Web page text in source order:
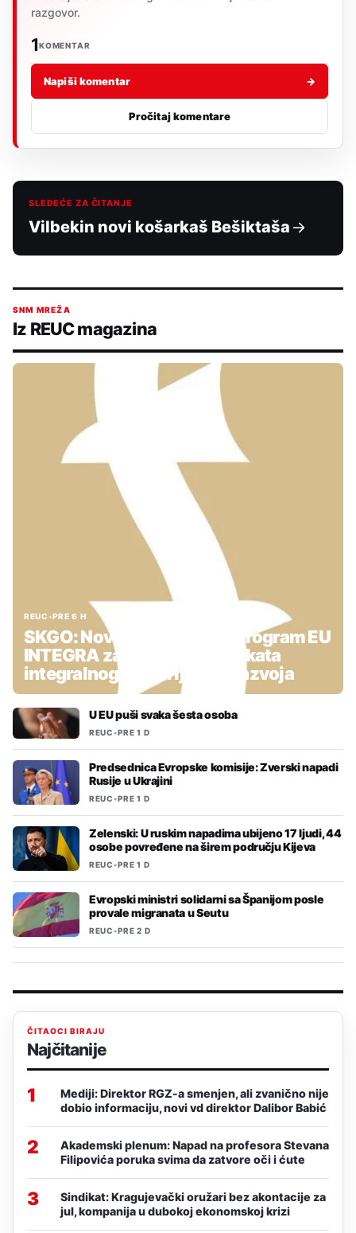
razgovor.
1KOMENTAR
Napiši komentar →
Pročitaj komentare
SLEDEĆE ZA ČITANJE
Vilbekin novi košarkaš Bešiktaša
SNM MREŽA
Iz REUC magazina
REUC •PRE 6 H
SKGO: Nova podrška kroz Program EU
INTEGRA za pripremu projekata
integralnog teritorijalnog razvoja
U EU puši svaka šesta osoba
REUC•PRE 1 D
Predsednica Evropske komisije: Zverski napadi
Rusije u Ukrajini
REUC•PRE 1 D
Zelenski: U ruskim napadima ubijeno 17 ljudi, 44
osobe povređene na širem području Kijeva
REUC•PRE 1 D
Evropski ministri solidarni sa Španijom posle
provale migranata u Seutu
REUC•PRE 2 D
ČITAOCI BIRAJU
Najčitanije
1
Mediji: Direktor RGZ-a smenjen, ali zvanično nije
dobio informaciju, novi vd direktor Dalibor Babić
2
Akademski plenum: Napad na profesora Stevana
Filipovića poruka svima da zatvore oči i ćute
3
Sindikat: Kragujevački oružari bez akontacije za
jul, kompanija u dubokoj ekonomskoj krizi